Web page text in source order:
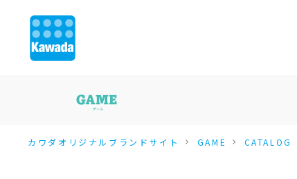
カワダオリジナルブランドサイト GAME CATALOG